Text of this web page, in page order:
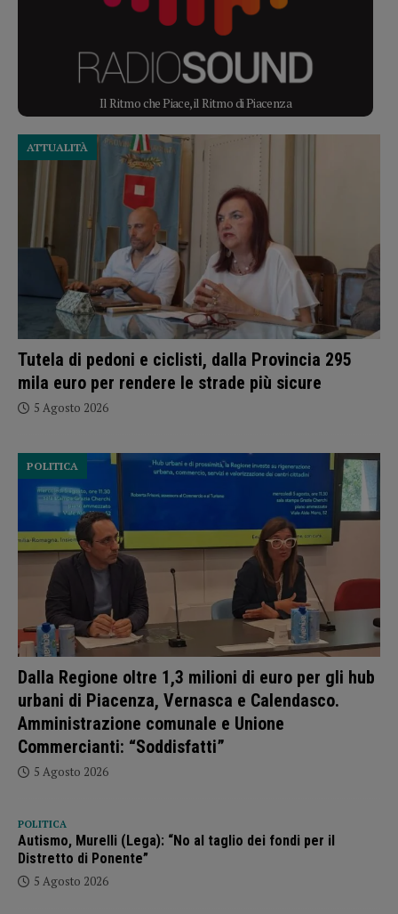
Il Ritmo che Piace, il Ritmo di Piacenza
Tutela di pedoni e ciclisti, dalla Provincia 295
mila euro per rendere le strade più sicure
ATTUALITÀ
5 Agosto 2026
Dalla Regione oltre 1,3 milioni di euro per gli hub
urbani di Piacenza, Vernasca e Calendasco.
Amministrazione comunale e Unione
Commercianti: “Soddisfatti”
POLITICA
5 Agosto 2026
POLITICA
Autismo, Murelli (Lega): “No al taglio dei fondi per il
Distretto di Ponente”
5 Agosto 2026